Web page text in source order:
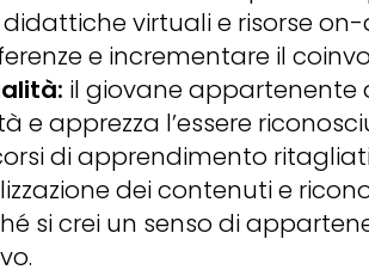
virtuali e risorse
e incrementare il
il giovane appartenente
e apprezza l’essere
di apprendimento
dei contenuti e
si crei un senso di